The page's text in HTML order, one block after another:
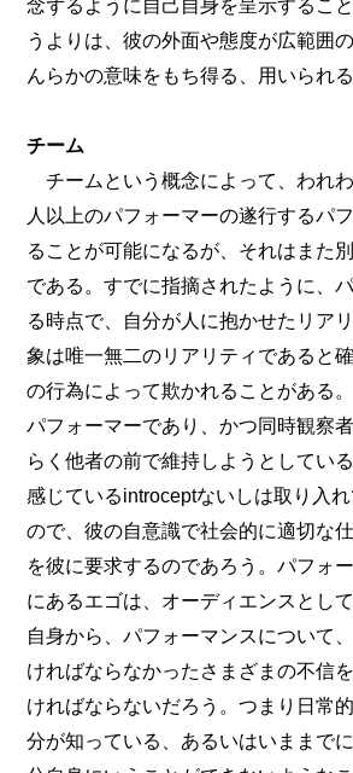
念ずるように自己自身を呈示するこ
うよりは、彼の外面や態度が広範囲
んらかの意味をもち得る、用いられ
チーム
チームという概念によって、われ
人以上のパフォーマーの遂行するパ
ることが可能になるが、それはまた
である。すでに指摘されたように、
る時点で、自分が人に抱かせたリア
象は唯一無二のリアリティであると
の行為によって欺かれることがある
パフォーマーであり、かつ同時観察
らく他者の前で維持しようとしてい
感じているintroceptないしは取り入
ので、彼の自意識で社会的に適切な
を彼に要求するのであろう。パフォ
にあるエゴは、オーディエンスとし
自身から、パフォーマンスについて
ければならなかったさまざまの不信
ければならないだろう。つまり日常
分が知っている、あるいはいままで